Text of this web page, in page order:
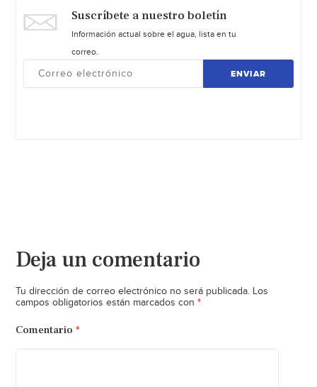
Suscríbete a nuestro boletín
Información actual sobre el agua, lista en tu
correo.
ENVIAR
Deja un comentario
Tu dirección de correo electrónico no será publicada. Los
campos obligatorios están marcados con *
Comentario *